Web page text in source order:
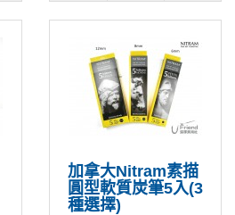
加拿大Nitram素描
圓型軟質炭筆5入(3
種選擇)